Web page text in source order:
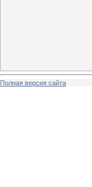
Полная версия сайта